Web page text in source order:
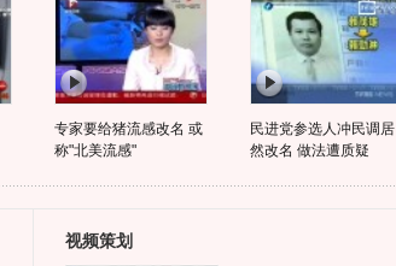
专家要给猪流感改名 或
称"北美流感"
民进党参选人冲民调居
然改名 做法遭质疑
视频策划